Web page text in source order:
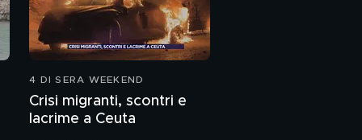
Così gli abusivi portano
via le case
Taranto
4 DI SERA WEEKEND
Crisi migranti, scontri e
lacrime a Ceuta